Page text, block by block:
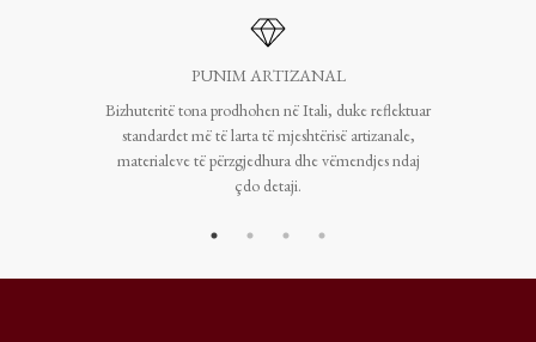
PUNIM ARTIZANAL
Bizhuteritë tona prodhohen në Itali, duke reflektuar
standardet më të larta të mjeshtërisë artizanale,
materialeve të përzgjedhura dhe vëmendjes ndaj
çdo detaji.